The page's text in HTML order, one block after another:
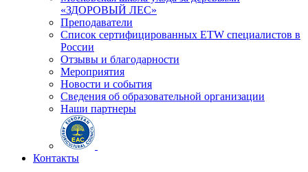
«ЗДОРОВЫЙ ЛЕС»
Преподаватели
Список сертифицированных ETW специалистов в
России
Отзывы и благодарности
Мероприятия
Новости и события
Сведения об образовательной организации
Наши партнеры
Контакты